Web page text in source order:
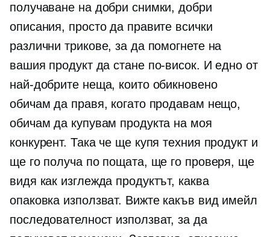
получаване на добри снимки, добри
описания, просто да правите всички
различни трикове, за да помогнете на
вашия продукт да стане по-висок. И едно от
най-добрите неща, които обикновено
обичам да правя, когато продавам нещо,
обичам да купувам продукта на моя
конкурент. Така че ще купя техния продукт и
ще го получа по пощата, ще го проверя, ще
видя как изглежда продуктът, каква
опаковка използват. Вижте какъв вид имейл
последователност използват, за да